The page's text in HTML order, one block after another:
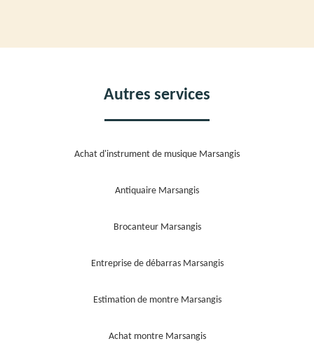
Autres services
Achat d'instrument de musique Marsangis
Antiquaire Marsangis
Brocanteur Marsangis
Entreprise de débarras Marsangis
Estimation de montre Marsangis
Achat montre Marsangis